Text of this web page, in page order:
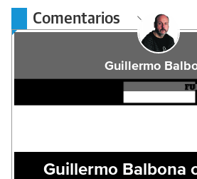
Comentarios
Guillermo
Guillermo Balbona